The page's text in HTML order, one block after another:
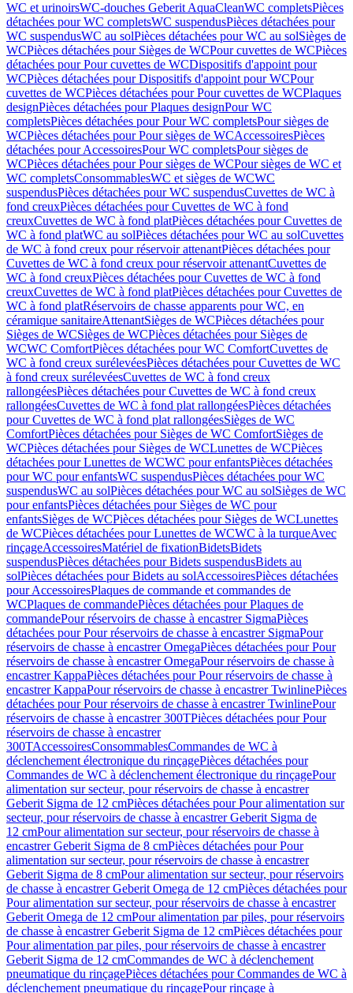
WC et urinoirsWC-douches Geberit AquaCleanWC completsPièces
détachées pour WC completsWC suspendusPièces détachées pour
WC suspendusWC au solPièces détachées pour WC au solSièges de
WCPièces détachées pour Sièges de WCPour cuvettes de WCPièces
détachées pour Pour cuvettes de WCDispositifs d'appoint pour
WCPièces détachées pour Dispositifs d'appoint pour WCPour
cuvettes de WCPièces détachées pour Pour cuvettes de WCPlaques
designPièces détachées pour Plaques designPour WC
completsPièces détachées pour Pour WC completsPour sièges de
WCPièces détachées pour Pour sièges de WCAccessoiresPièces
détachées pour AccessoiresPour WC completsPour sièges de
WCPièces détachées pour Pour sièges de WCPour sièges de WC et
WC completsConsommablesWC et sièges de WCWC
suspendusPièces détachées pour WC suspendusCuvettes de WC à
fond creuxPièces détachées pour Cuvettes de WC à fond
creuxCuvettes de WC à fond platPièces détachées pour Cuvettes de
WC à fond platWC au solPièces détachées pour WC au solCuvettes
de WC à fond creux pour réservoir attenantPièces détachées pour
Cuvettes de WC à fond creux pour réservoir attenantCuvettes de
WC à fond creuxPièces détachées pour Cuvettes de WC à fond
creuxCuvettes de WC à fond platPièces détachées pour Cuvettes de
WC à fond platRéservoirs de chasse apparents pour WC, en
céramique sanitaireAttenantSièges de WCPièces détachées pour
Sièges de WCSièges de WCPièces détachées pour Sièges de
WCWC ComfortPièces détachées pour WC ComfortCuvettes de
WC à fond creux surélevéesPièces détachées pour Cuvettes de WC
à fond creux surélevéesCuvettes de WC à fond creux
rallongéesPièces détachées pour Cuvettes de WC à fond creux
rallongéesCuvettes de WC à fond plat rallongéesPièces détachées
pour Cuvettes de WC à fond plat rallongéesSièges de WC
ComfortPièces détachées pour Sièges de WC ComfortSièges de
WCPièces détachées pour Sièges de WCLunettes de WCPièces
détachées pour Lunettes de WCWC pour enfantsPièces détachées
pour WC pour enfantsWC suspendusPièces détachées pour WC
suspendusWC au solPièces détachées pour WC au solSièges de WC
pour enfantsPièces détachées pour Sièges de WC pour
enfantsSièges de WCPièces détachées pour Sièges de WCLunettes
de WCPièces détachées pour Lunettes de WCWC à la turqueAvec
rinçageAccessoiresMatériel de fixationBidetsBidets
suspendusPièces détachées pour Bidets suspendusBidets au
solPièces détachées pour Bidets au solAccessoiresPièces détachées
pour AccessoiresPlaques de commande et commandes de
WCPlaques de commandePièces détachées pour Plaques de
commandePour réservoirs de chasse à encastrer SigmaPièces
détachées pour Pour réservoirs de chasse à encastrer SigmaPour
réservoirs de chasse à encastrer OmegaPièces détachées pour Pour
réservoirs de chasse à encastrer OmegaPour réservoirs de chasse à
encastrer KappaPièces détachées pour Pour réservoirs de chasse à
encastrer KappaPour réservoirs de chasse à encastrer TwinlinePièces
détachées pour Pour réservoirs de chasse à encastrer TwinlinePour
réservoirs de chasse à encastrer 300TPièces détachées pour Pour
réservoirs de chasse à encastrer
300TAccessoiresConsommablesCommandes de WC à
déclenchement électronique du rinçagePièces détachées pour
Commandes de WC à déclenchement électronique du rinçagePour
alimentation sur secteur, pour réservoirs de chasse à encastrer
Geberit Sigma de 12 cmPièces détachées pour Pour alimentation sur
secteur, pour réservoirs de chasse à encastrer Geberit Sigma de
12 cmPour alimentation sur secteur, pour réservoirs de chasse à
encastrer Geberit Sigma de 8 cmPièces détachées pour Pour
alimentation sur secteur, pour réservoirs de chasse à encastrer
Geberit Sigma de 8 cmPour alimentation sur secteur, pour réservoirs
de chasse à encastrer Geberit Omega de 12 cmPièces détachées pour
Pour alimentation sur secteur, pour réservoirs de chasse à encastrer
Geberit Omega de 12 cmPour alimentation par piles, pour réservoirs
de chasse à encastrer Geberit Sigma de 12 cmPièces détachées pour
Pour alimentation par piles, pour réservoirs de chasse à encastrer
Geberit Sigma de 12 cmCommandes de WC à déclenchement
pneumatique du rinçagePièces détachées pour Commandes de WC à
déclenchement pneumatique du rinçagePour rinçage à